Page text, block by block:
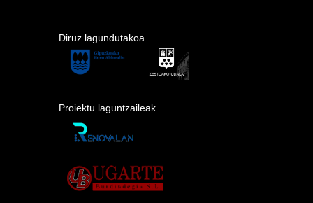
Diruz lagundutakoa
Proiektu laguntzaileak